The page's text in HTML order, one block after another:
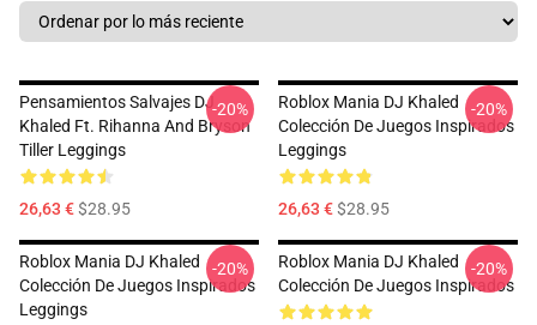
Pensamientos Salvajes DJ
Khaled Ft. Rihanna And Bryson
Tiller Leggings
26,63 €$28.95
-20%
Roblox Mania DJ Khaled
Colección De Juegos Inspirados
Leggings
26,63 €$28.95
-20%
Roblox Mania DJ Khaled
Colección De Juegos Inspirados
Leggings
-20%
Roblox Mania DJ Khaled
Colección De Juegos Inspirados
-20%